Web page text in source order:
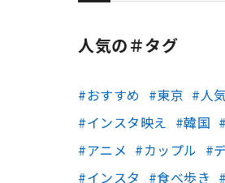
人気の＃タグ
おすすめ 東京
人
インスタ映え
韓国
アニメ
カップル
インスタ
食べ歩き